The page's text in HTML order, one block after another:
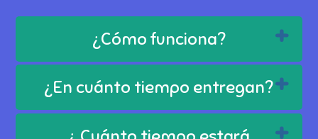
¿Cómo funciona?
¿En cuánto tiempo entregan?